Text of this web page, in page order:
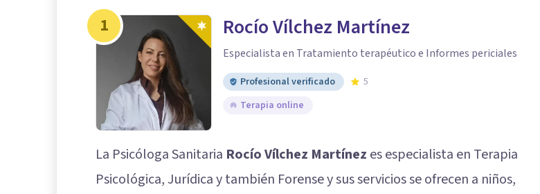
1 Rocío Vílchez Martínez
Especialista en Tratamiento terapéutico e Informes periciales
Profesional verificado
5
Terapia online
La Psicóloga Sanitaria Rocío Vílchez Martínez es especialista en Terapia
Psicológica, Jurídica y también Forense y sus servicios se ofrecen a niños,